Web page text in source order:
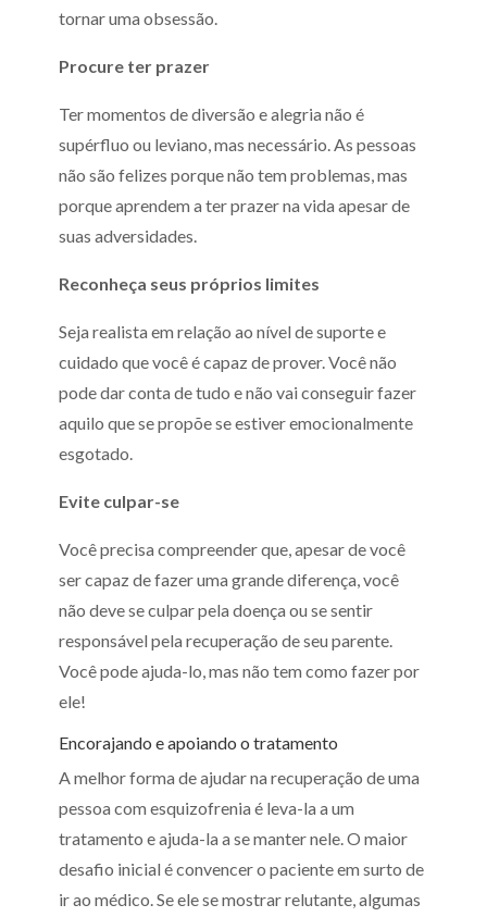
tornar uma obsessão.
Procure ter prazer
Ter momentos de diversão e alegria não é
supérfluo ou leviano, mas necessário. As pessoas
não são felizes porque não tem problemas, mas
porque aprendem a ter prazer na vida apesar de
suas adversidades.
Reconheça seus próprios limites
Seja realista em relação ao nível de suporte e
cuidado que você é capaz de prover. Você não
pode dar conta de tudo e não vai conseguir fazer
aquilo que se propõe se estiver emocionalmente
esgotado.
Evite culpar-se
Você precisa compreender que, apesar de você
ser capaz de fazer uma grande diferença, você
não deve se culpar pela doença ou se sentir
responsável pela recuperação de seu parente.
Você pode ajuda-lo, mas não tem como fazer por
ele!
Encorajando e apoiando o tratamento
A melhor forma de ajudar na recuperação de uma
pessoa com esquizofrenia é leva-la a um
tratamento e ajuda-la a se manter nele. O maior
desafio inicial é convencer o paciente em surto de
ir ao médico. Se ele se mostrar relutante, algumas